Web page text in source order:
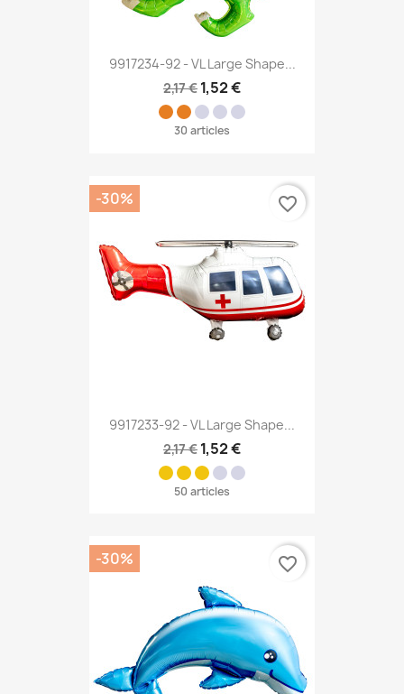
9917234-92 - VL Large Shape...
2,17 € 1,52 €
30 articles
9917233-92 - VL Large Shape...
2,17 € 1,52 €
50 articles
-30% favorite_border
-30% favorite_border